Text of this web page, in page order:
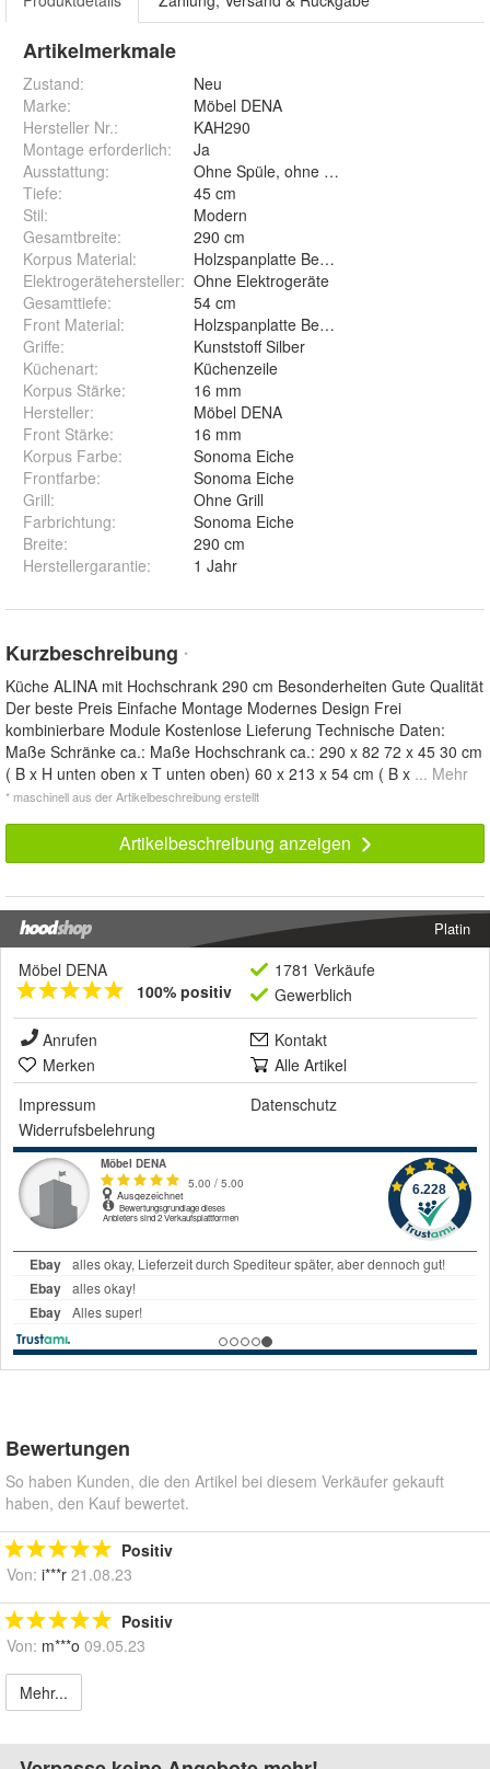
Artikelmerkmale
Zustand:
Neu
Marke:
Möbel DENA
Hersteller Nr.:
KAH290
Montage erforderlich:
Ja
Ausstattung:
Ohne Spüle, ohne Wasserhahn
Tiefe:
45 cm
Stil:
Modern
Gesamtbreite:
290 cm
Korpus Material:
Holzspanplatte Beschichtet
Elektrogerätehersteller: Ohne Elektrogeräte
Gesamttiefe:
54 cm
Front Material:
Holzspanplatte Beschichtet
Griffe:
Kunststoff Silber
Küchenart:
Küchenzeile
Korpus Stärke:
16 mm
Hersteller:
Möbel DENA
Front Stärke:
16 mm
Korpus Farbe:
Sonoma Eiche
Frontfarbe:
Sonoma Eiche
Grill:
Ohne Grill
Farbrichtung:
Sonoma Eiche
Breite:
290 cm
Herstellergarantie: 1 Jahr
Kurzbeschreibung *
Küche ALINA mit Hochschrank 290 cm Besonderheiten Gute Qualität
Der beste Preis Einfache Montage Modernes Design Frei
kombinierbare Module Kostenlose Lieferung Technische Daten:
Maße Schränke ca.: Maße Hochschrank ca.: 290 x 82 72 x 45 30 cm
( B x H unten oben x T unten oben) 60 x 213 x 54 cm ( B x ... Mehr
* maschinell aus der Artikelbeschreibung erstellt
Artikelbeschreibung anzeigen
Platin
Möbel DENA
100% positiv
1781 Verkäufe
Gewerblich
Anrufen
Kontakt
Merken
Alle Artikel
Impressum
Datenschutz
Widerrufsbelehrung
Bewertungen
So haben Kunden, die den Artikel bei diesem Verkäufer gekauft
haben, den Kauf bewertet.
Positiv
Von: i***r 21.08.23
Positiv
Von: m***o 09.05.23
Mehr...